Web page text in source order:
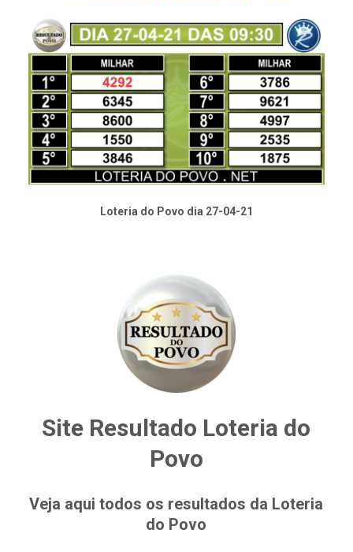
Loteria do Povo dia 27-04-21
Site Resultado Loteria do
Povo
Veja aqui todos os resultados da Loteria
do Povo